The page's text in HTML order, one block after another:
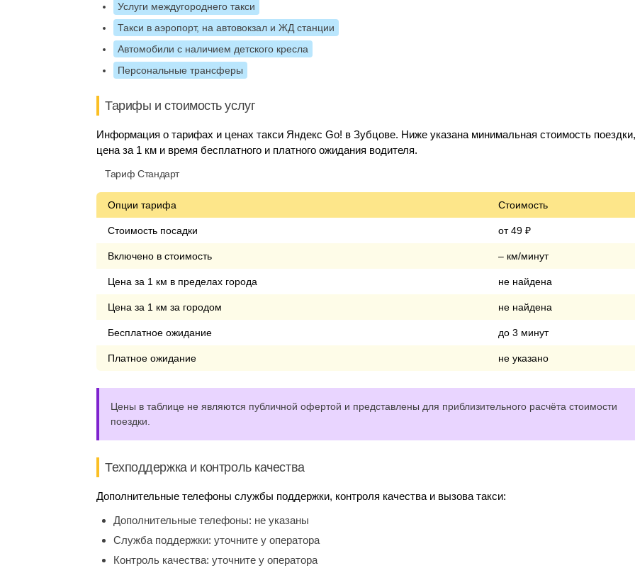
Услуги междугороднего такси
Такси в аэропорт, на автовокзал и ЖД станции
Автомобили с наличием детского кресла
Персональные трансферы
Тарифы и стоимость услуг
Информация о тарифах и ценах такси Яндекс Go! в Зубцове. Ниже указана минимальная стоимость поездки,
цена за 1 км и время бесплатного и платного ожидания водителя.
Тариф Стандарт
Опции тарифа Стоимость
Стоимость посадки от 49 ₽
Включено в стоимость – км/минут
Цена за 1 км в пределах города не найдена
Цена за 1 км за городом не найдена
Бесплатное ожидание до 3 минут
Платное ожидание не указано
Цены в таблице не являются публичной офертой и представлены для приблизительного расчёта стоимости
поездки.
Техподдержка и контроль качества
Дополнительные телефоны службы поддержки, контроля качества и вызова такси:
Дополнительные телефоны: не указаны
Служба поддержки: уточните у оператора
Контроль качества: уточните у оператора